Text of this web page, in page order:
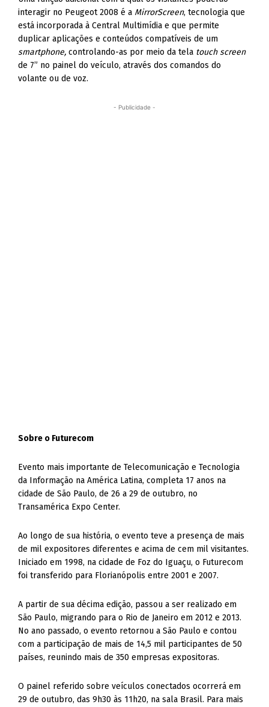
interagir no Peugeot 2008 é a MirrorScreen, tecnologia que
está incorporada à Central Multimídia e que permite
duplicar aplicações e conteúdos compatíveis de um
smartphone,controlando-as por meio da tela touch screen
de 7” no painel do veículo, através dos comandos do
volante ou de voz.
- Publicidade -
Sobre o Futurecom
Evento mais importante de Telecomunicação e Tecnologia
da Informação na América Latina, completa 17 anos na
cidade de São Paulo, de 26 a 29 de outubro, no
Transamérica Expo Center.
Ao longo de sua história, o evento teve a presença de mais
de mil expositores diferentes e acima de cem mil visitantes.
Iniciado em 1998, na cidade de Foz do Iguaçu, o Futurecom
foi transferido para Florianópolis entre 2001 e 2007.
A partir de sua décima edição, passou a ser realizado em
São Paulo, migrando para o Rio de Janeiro em 2012 e 2013.
No ano passado, o evento retornou a São Paulo e contou
com a participação de mais de 14,5 mil participantes de 50
países, reunindo mais de 350 empresas expositoras.
O painel referido sobre veículos conectados ocorrerá em
29 de outubro, das 9h30 às 11h20, na sala Brasil. Para mais